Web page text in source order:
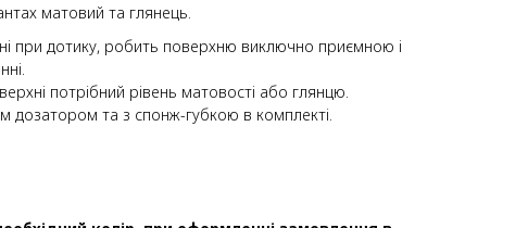
матовий та глянець.
при дотику, робить поверхню виключно приємною і
потрібний рівень матовості або глянцю.
дозатором та з спонж-губкою в комплекті.